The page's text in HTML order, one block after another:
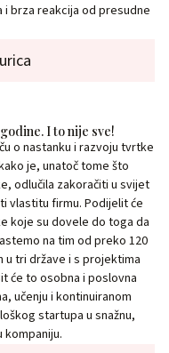
brza reakcija od presudne
I to nije sve!
o nastanku i razvoju tvrtke
je, unatoč tome što
odlučila zakoračiti u svijet
vlastitu firmu. Podijelit će
koje su dovele do toga da
na tim od preko 120
u tri države i s projektima
će to osobna i poslovna
učenju i kontinuiranom
startupa u snažnu,
kompaniju.